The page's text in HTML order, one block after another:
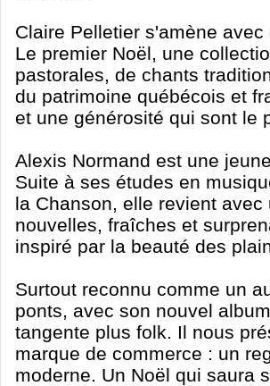
Claire Pelletier s'amène
Le premier Noël, une
pastorales, de chants
du patrimoine québécois et
et une générosité qui sont le
Alexis Normand est une
Suite à ses études en
la Chanson, elle revient
nouvelles, fraîches et
inspiré par la beauté des
Surtout reconnu comme un
ponts, avec son nouvel
tangente plus folk. Il nous
marque de commerce : un
moderne. Un Noël qui saura